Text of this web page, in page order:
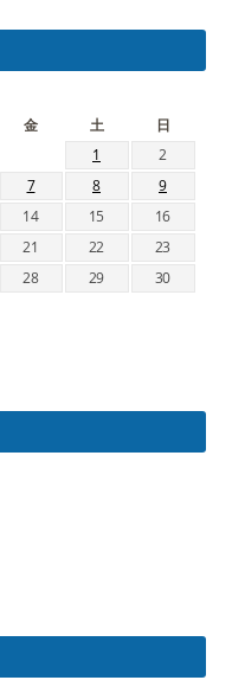
金 土
日
1
2
7 8
9
14 15
16
21 22
23
28 29
30